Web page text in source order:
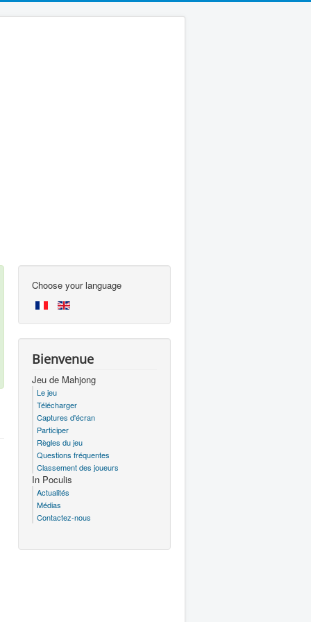
Choose your language
Bienvenue
Jeu de Mahjong
Le jeu
Télécharger
Captures d'écran
Participer
Règles du jeu
Questions fréquentes
Classement des joueurs
In Poculis
Actualités
Médias
Contactez-nous